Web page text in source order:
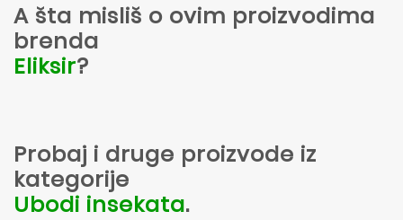
A šta misliš o ovim proizvodima
brenda
Eliksir?
Probaj i druge proizvode iz
kategorije
Ubodi insekata.